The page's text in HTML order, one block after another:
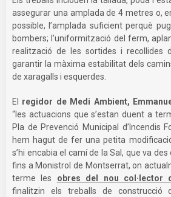
assegurar una amplada de 4 metres o,
possible, l’amplada suficient perquè
bombers; l’uniformització del ferm,
realització de les sortides i recollides
garantir la màxima estabilitat dels
de xaragalls i esquerdes.
El regidor de Medi Ambient,
“les actuacions que s’estan duent a
Pla de Prevenció Municipal d’Incendis
hem hagut de fer una petita
s’hi encabia el camí de la Sal, que va
fins a Monistrol de Montserrat, on
terme les obres del nou col·lector
finalitzin els treballs de construcció